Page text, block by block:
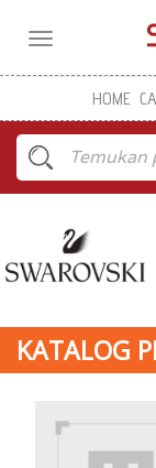
Toggle
HOME
KATALOG